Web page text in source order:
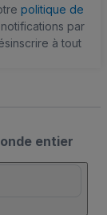
politique de
par
à tout
entier